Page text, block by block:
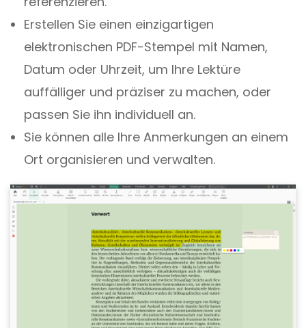
Erstellen Sie einen einzigartigen
elektronischen PDF-Stempel mit Namen,
Datum oder Uhrzeit, um Ihre Lektüre
auffälliger und präziser zu machen, oder
passen Sie ihn individuell an.
Sie können alle Ihre Anmerkungen an einem
Ort organisieren und verwalten.